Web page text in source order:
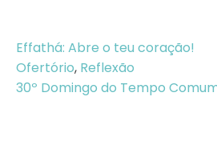
Effathá: Abre o teu coração!
Ofertório, Reflexão
30º Domingo do Tempo